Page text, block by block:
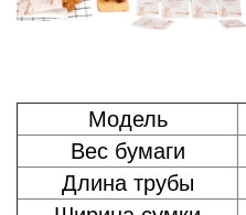
Модель
Вес бумаги
Длина трубы